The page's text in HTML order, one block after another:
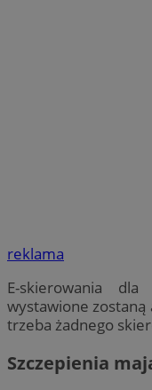
reklama
E-skierowania
wystawione zostaną
trzeba żadnego
Szczepienia